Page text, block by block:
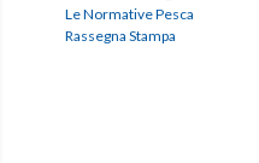
Le Normative Pesca
Rassegna Stampa